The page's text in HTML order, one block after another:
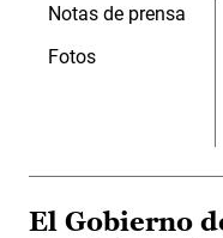
Notas de prensa
Fotos
El Gobierno